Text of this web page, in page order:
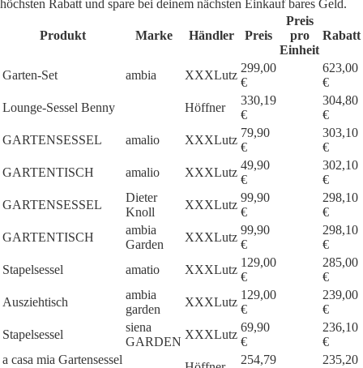
höchsten Rabatt und spare bei deinem nächsten Einkauf bares Geld.
Produkt Marke Händler Preis
Preis
pro
Einheit
Rabatt
Garten-Set ambia XXXLutz
299,00
€
623,00
€
Lounge-Sessel Benny
Höffner
330,19
€
304,80
€
GARTENSESSEL
amalio XXXLutz
79,90
€
303,10
€
GARTENTISCH
amalio XXXLutz
49,90
€
302,10
€
GARTENSESSEL
Dieter
Knoll
XXXLutz
99,90
€
298,10
€
GARTENTISCH
ambia
Garden
XXXLutz
99,90
€
298,10
€
Stapelsessel
amatio XXXLutz
129,00
€
285,00
€
Ausziehtisch
ambia
garden
XXXLutz
129,00
€
239,00
€
Stapelsessel
siena
GARDEN
XXXLutz
69,90
€
236,10
€
a casa mia Gartensessel
254,79
235,20